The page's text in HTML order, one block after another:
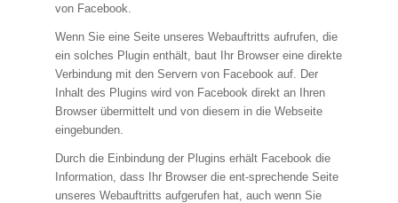
von Facebook.
Wenn Sie eine Seite unseres Webauftritts aufrufen, die
ein solches Plugin enthält, baut Ihr Browser eine direkte
Verbindung mit den Servern von Facebook auf. Der
Inhalt des Plugins wird von Facebook direkt an Ihren
Browser übermittelt und von diesem in die Webseite
eingebunden.
Durch die Einbindung der Plugins erhält Facebook die
Information, dass Ihr Browser die ent-sprechende Seite
unseres Webauftritts aufgerufen hat, auch wenn Sie